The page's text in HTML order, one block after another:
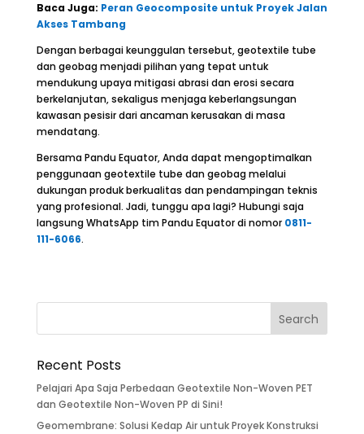
Baca Juga: Peran Geocomposite untuk Proyek Jalan
Akses Tambang
Dengan berbagai keunggulan tersebut, geotextile tube
dan geobag menjadi pilihan yang tepat untuk
mendukung upaya mitigasi abrasi dan erosi secara
berkelanjutan, sekaligus menjaga keberlangsungan
kawasan pesisir dari ancaman kerusakan di masa
mendatang.
Bersama Pandu Equator, Anda dapat mengoptimalkan
penggunaan geotextile tube dan geobag melalui
dukungan produk berkualitas dan pendampingan teknis
yang profesional. Jadi, tunggu apa lagi? Hubungi saja
langsung WhatsApp tim Pandu Equator di nomor 0811-
111-6066.
Recent Posts
Pelajari Apa Saja Perbedaan Geotextile Non-Woven PET
dan Geotextile Non-Woven PP di Sini!
Geomembrane: Solusi Kedap Air untuk Proyek Konstruksi